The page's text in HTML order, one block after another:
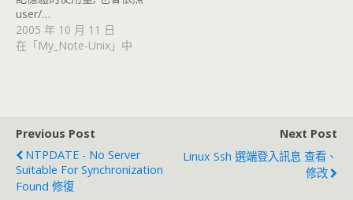
user/…
2005 年 10 月 11 日
在「My_Note-Unix」中
Previous Post
NTPDATE - No Server
Suitable For Synchronization
Found 修復
Next Post
Linux Ssh 選端登入訊息 查看、
修改